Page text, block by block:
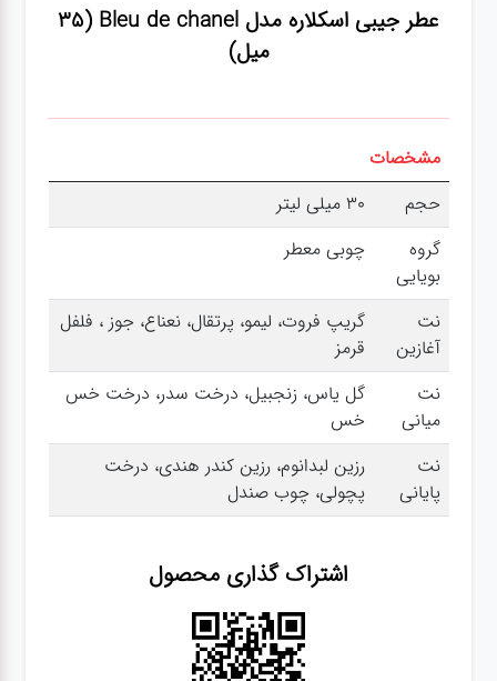
عطر جیبی اسکلاره مدل ‌‌Bleu de chanel (35
میل)
مشخصات
حجم
30 میلی لیتر
گروه
بویایی
چوبی معطر
نت
آغازین
گریپ فروت، لیمو، پرتقال، نعناع، جوز ، فلفل
قرمز
نت
میانی
گل یاس، زنجبیل، درخت سدر، درخت خس
خس
نت
پایانی
رزین لبدانوم، رزین کندر هندی، درخت
پچولی، چوب صندل
اشتراک گذاری محصول